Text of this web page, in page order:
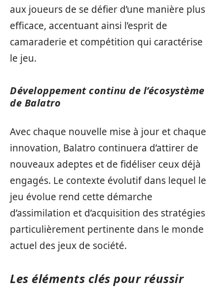
aux joueurs de se défier d’une manière plus
efficace, accentuant ainsi l’esprit de
camaraderie et compétition qui caractérise
le jeu.
Développement continu de l’écosystème
de Balatro
Avec chaque nouvelle mise à jour et chaque
innovation, Balatro continuera d’attirer de
nouveaux adeptes et de fidéliser ceux déjà
engagés. Le contexte évolutif dans lequel le
jeu évolue rend cette démarche
d’assimilation et d’acquisition des stratégies
particulièrement pertinente dans le monde
actuel des jeux de société.
Les éléments clés pour réussir